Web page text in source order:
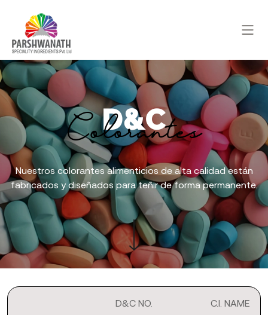
D&C
Colorantes
Nuestros colorantes alimenticios de alta calidad están
fabricados y diseñados para teñir de forma permanente.
D&C NO. C.I. NAME